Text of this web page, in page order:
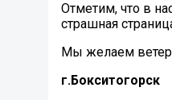
Отметим, что в
страшная
Мы желаем
г.Бокситогорск